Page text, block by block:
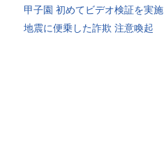
甲子園 初めてビデオ検証を実施
地震に便乗した詐欺 注意喚起